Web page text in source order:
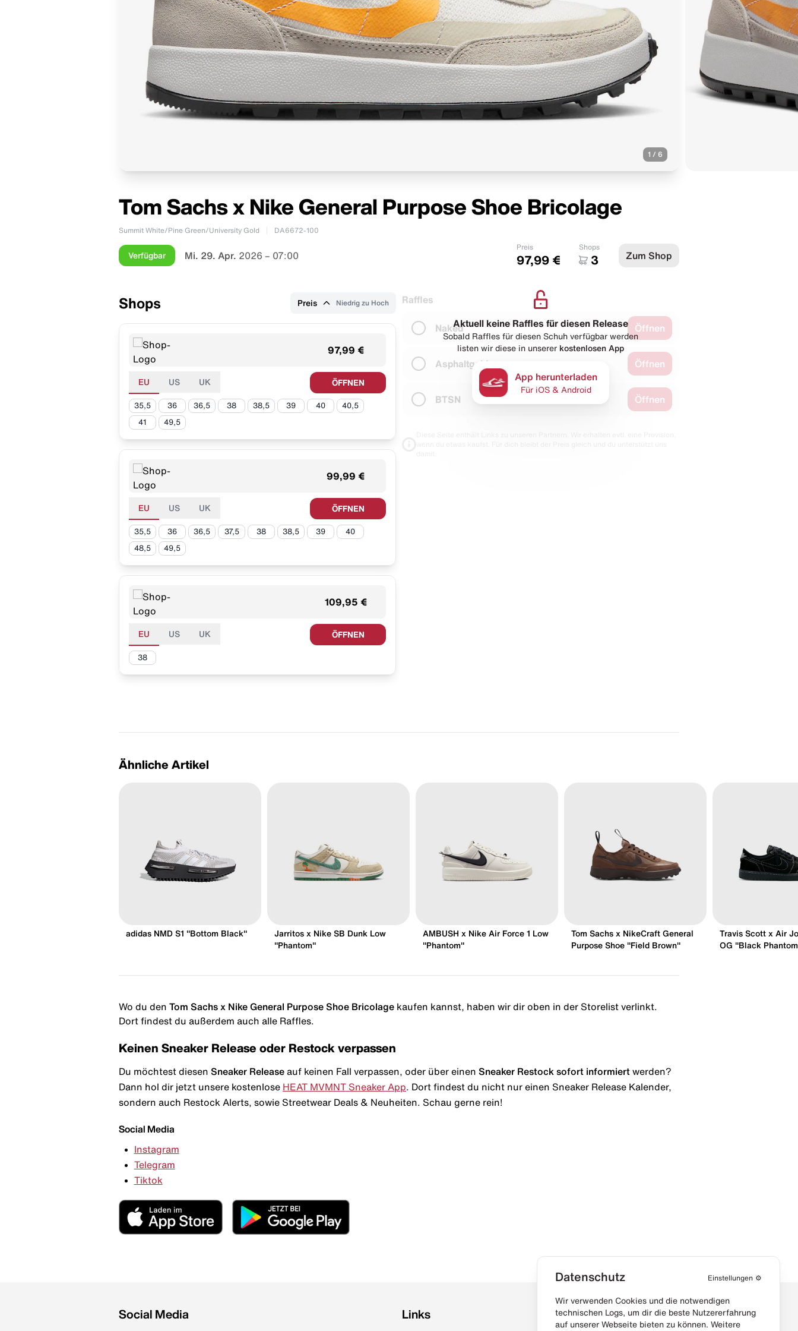
1 / 6
Tom Sachs x Nike General Purpose Shoe Bricolage
Summit White/Pine Green/University Gold DA6672-100
Verfügbar Mi. 29. Apr. 2026 – 07:00
Preis
97,99 €
Shops
3 Zum Shop
Shops Preis Niedrig zu Hoch
97,99 €
EU US UK ÖFFNEN
35,5 36 36,5 38 38,5 39 40 40,5
41 49,5
99,99 €
EU US UK ÖFFNEN
35,5 36 36,5 37,5 38 38,5 39 40
48,5 49,5
109,95 €
EU US UK ÖFFNEN
38
Raffles
Naked Öffnen
Asphaltgold Öffnen
BTSN Öffnen
Aktuell keine Raffles für diesen Release
Sobald Raffles für diesen Schuh verfügbar werden
listen wir diese in unserer kostenlosen App
App herunterladen
Für iOS & Android
Ähnliche Artikel
adidas NMD S1 "Bottom Black"
Jarritos x Nike SB Dunk Low
"Phantom"
AMBUSH x Nike Air Force 1 Low
"Phantom"
Tom Sachs x NikeCraft General
Purpose Shoe "Field Brown"
Travis Scott x Air
OG "Black
Wo du den Tom Sachs x Nike General Purpose Shoe Bricolage kaufen kannst, haben wir dir oben in der Storelist verlinkt.
Dort findest du außerdem auch alle Raffles.
Keinen Sneaker Release oder Restock verpassen
Du möchtest diesen Sneaker Release auf keinen Fall verpassen, oder über einen Sneaker Restock sofort informiert werden?
Dann hol dir jetzt unsere kostenlose HEAT MVMNT Sneaker App . Dort findest du nicht nur einen Sneaker Release Kalender,
sondern auch Restock Alerts, sowie Streetwear Deals & Neuheiten. Schau gerne rein!
Social Media
Instagram
Telegram
Tiktok
Social Media Links
Datenschutz Einstellungen ⚙️
Wir verwenden Cookies und die notwendigen
technischen Logs, um dir die beste Nutzererfahrung
auf unserer Webseite bieten zu können. Weitere